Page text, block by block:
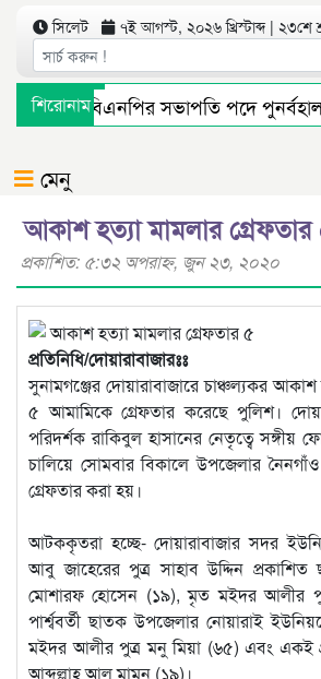
সিলেট ৭ই আগস্ট, ২০২৬ খ্রিস্টাব্দ | ২৩শে
শিরোনাম
মহানগর বিএনপির সভাপতি পদে পুনর্বহাল
মেনু
আকাশ হত্যা মামলার
প্রকাশিত: ৫:৩২ অপরাহ্ণ, জুন ২৩, ২০২০
প্রতিনিধি/দোয়ারাবাজারঃঃ
সুনামগঞ্জের দোয়ারাবাজারে চাঞ্চল্যকর
৫ আমামিকে গ্রেফতার করেছে পুলিশ।
পরিদর্শক রাকিবুল হাসানের নেতৃত্বে সঙ্গীয়
চালিয়ে সোমবার বিকালে উপজেলার
গ্রেফতার করা হয়।
আটককৃতরা হচ্ছে- দোয়ারাবাজার সদর
আবু জাহেরের পুত্র সাহাব উদ্দিন
মোশারফ হোসেন (১৯), মৃত মইদর আলীর
পার্শ্ববর্তী ছাতক উপজেলার নোয়ারাই
মইদর আলীর পুত্র মনু মিয়া (৬৫) এবং একই
আব্দুল্লাহ আল মামুন (১৯)।